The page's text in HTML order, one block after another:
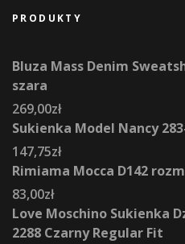
PRODUKTY
Bluza Mass Denim
szara
269,00zł
Sukienka Model Nancy
147,75zł
Rimiama Mocca D142
83,00zł
Love Moschino Sukienka
2288 Czarny Regular Fit